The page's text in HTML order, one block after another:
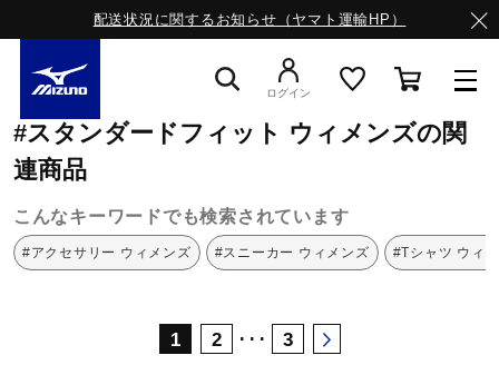
配送状況に関するお知らせ（ヤマト運輸HP）
ライフスタイルウエア
ランニング
ログイン
ミズノ公式オンライン スタンダードフィット
#スタンダードフィット ウィメンズの関
連商品
こんなキーワードでも検索されています
#アクセサリー ウィメンズ #スニーカー ウィメンズ #Tシャツ ウィ
1 2 ･･･ 3